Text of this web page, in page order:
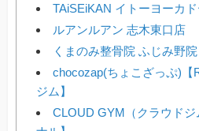
TAiSEiKAN イトーヨーカ
ルアンルアン 志木東口店
くまのみ整骨院 ふじみ野院
chocozap(ちょこざっぷ)【
ジム】
CLOUD GYM（クラウド